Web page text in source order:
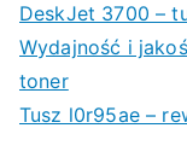
DeskJet 3700 –
Wydajność i
toner
Tusz l0r95ae –